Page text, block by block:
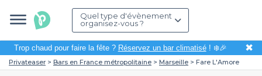
Quel type d'évènement
organisez-vous ?
Trop chaud pour faire la fête ? Réservez un bar climatisé! ❄️🎉 ✖
Privateaser Bars en France métropolitaine Marseille Fare L'Amore